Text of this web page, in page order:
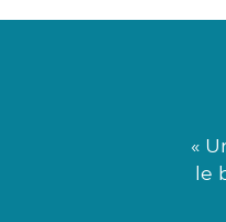
«
le